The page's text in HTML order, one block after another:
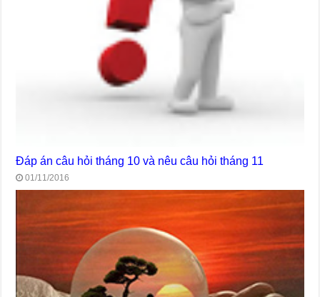
Đáp án câu hỏi tháng 10 và nêu câu hỏi tháng 11
01/11/2016